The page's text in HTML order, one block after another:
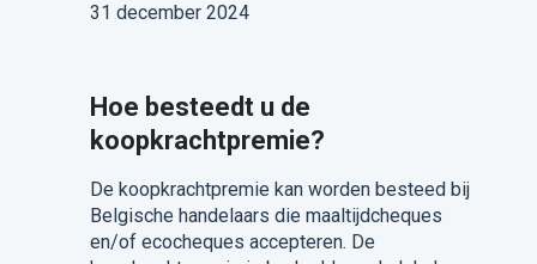
31 december 2024
Hoe besteedt u de
koopkrachtpremie?
De koopkrachtpremie kan worden besteed bij
Belgische handelaars die maaltijdcheques
en/of ecocheques accepteren. De